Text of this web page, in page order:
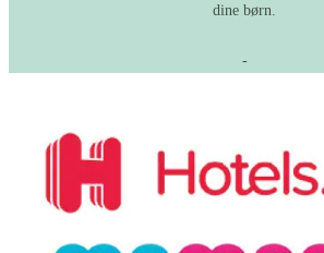
dine børn.
-